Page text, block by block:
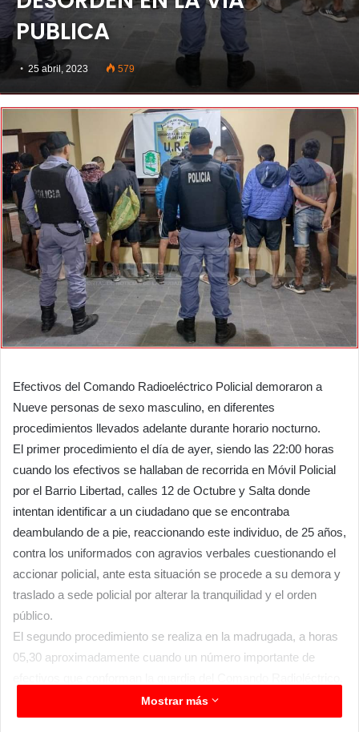
PUBLICA
25 abril, 2023 579
Efectivos del Comando Radioeléctrico Policial demoraron a
Nueve personas de sexo masculino, en diferentes
procedimientos llevados adelante durante horario nocturno.
El primer procedimiento el día de ayer, siendo las 22:00 horas
cuando los efectivos se hallaban de recorrida en Móvil Policial
por el Barrio Libertad, calles 12 de Octubre y Salta donde
intentan identificar a un ciudadano que se encontraba
deambulando de a pie, reaccionando este individuo, de 25 años,
contra los uniformados con agravios verbales cuestionando el
accionar policial, ante esta situación se procede a su demora y
traslado a sede policial por alterar la tranquilidad y el orden
público.
El segundo procedimiento se realiza en la madrugada, a horas
05,30 aproximadamente cuando un número importante de
Brigada Investigativa y Motorizada, se constituye hasta Avenida
25 de Mayo y Costanera de esta ciudad, donde verifican un
Mostrar más